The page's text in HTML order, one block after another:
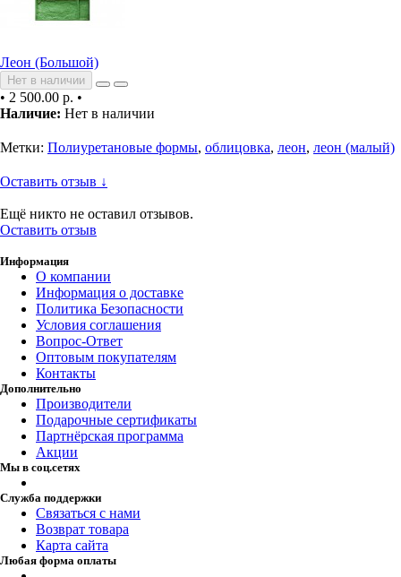
Леон (Большой)
Нет в наличии
• 2 500.00 р. •
Наличие: Нет в наличии
Метки: Полиуретановые формы, облицовка, леон, леон (малый)
Оставить отзыв ↓
Ещё никто не оставил отзывов.
Оставить отзыв
Информация
О компании
Информация о доставке
Политика Безопасности
Условия соглашения
Вопрос-Ответ
Оптовым покупателям
Контакты
Дополнительно
Производители
Подарочные сертификаты
Партнёрская программа
Акции
Мы в соц.сетях
Служба поддержки
Связаться с нами
Возврат товара
Карта сайта
Любая форма оплаты